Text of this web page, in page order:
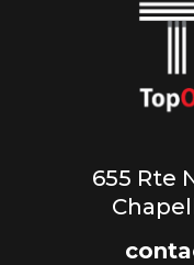
655 Rte